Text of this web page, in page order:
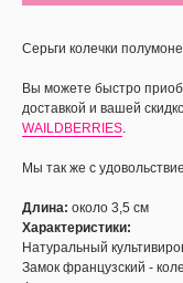
Серьги колечки
Вы можете быстро
доставкой и вашей
WAILDBERRIES.
Мы так же с
Длина: около 3,5 см
Характеристики:
Натуральный
Замок французский -